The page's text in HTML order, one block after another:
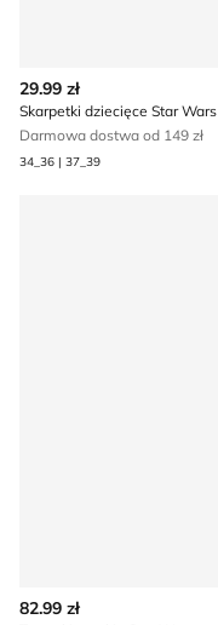
29.99 zł
Skarpetki dziecięce Star Wars
Darmowa dostwa od 149 zł
34_36 | 37_39
82.99 zł